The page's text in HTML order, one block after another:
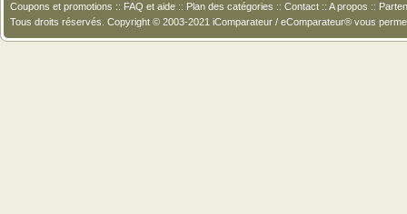
Coupons et promotions :: FAQ et aide :: Plan des catégories :: Contact :: A propos ::
Tous droits réservés. Copyright © 2003-2021 iComparateur / eComparateur® vous